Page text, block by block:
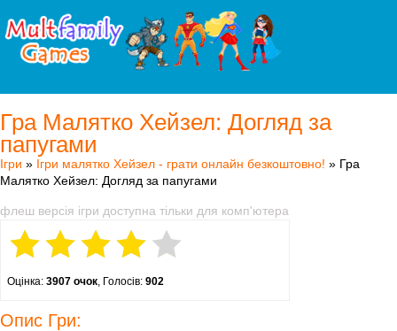
Гра Малятко Хейзел: Догляд за
папугами
Ігри » Ігри малятко Хейзел - грати онлайн безкоштовно! » Гра
Малятко Хейзел: Догляд за папугами
флеш версія ігри доступна тільки для комп'ютера
Оцінка: 3907 очок, Голосів: 902
Опис Гри: